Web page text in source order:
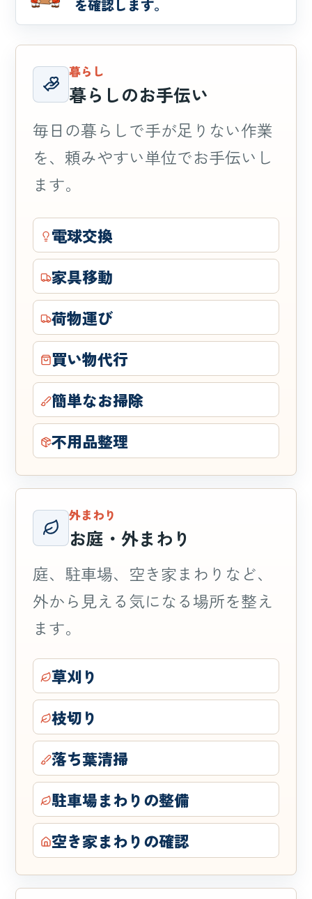
を確認します。
暮らし
暮らしのお手伝い
毎日の暮らしで手が足りない作業
を、頼みやすい単位でお手伝いし
ます。
電球交換
家具移動
荷物運び
買い物代行
簡単なお掃除
不用品整理
外まわり
お庭・外まわり
庭、駐車場、空き家まわりなど、
外から見える気になる場所を整え
ます。
草刈り
枝切り
落ち葉清掃
駐車場まわりの整備
空き家まわりの確認